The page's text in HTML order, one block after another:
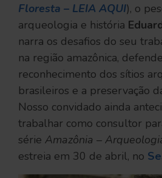
Floresta – LEIA AQUI), o
arqueologia e história
narra os desafios do seu
na região amazônica,
reconhecimento dos sítios
brasileiros e a preservação
Nosso convidado ainda
trabalhar como consultor
série Amazônia –
estreia em 30 de abril, no